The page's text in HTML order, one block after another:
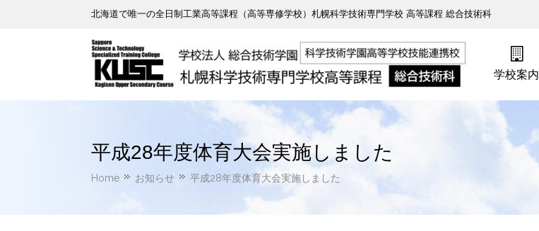
北海道で唯一の全日制工業高等課程（高等専修学校）札幌科学技術専門学校 高等課程 総合技術科
学校案内
平成28年度体育大会実施しました
Home お知らせ 平成28年度体育大会実施しました